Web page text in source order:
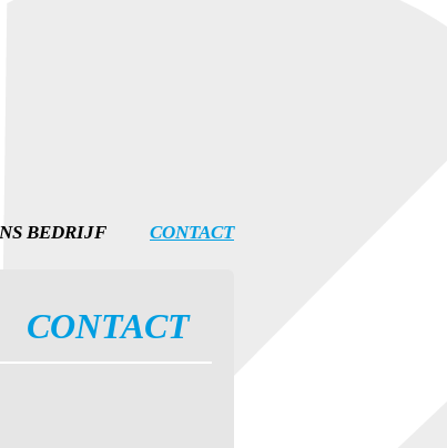
BEDRIJF CONTACT
CONTACT